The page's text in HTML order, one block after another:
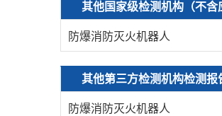
其他国家级检测机构（不
防爆消防灭火机器人
其他第三方检测机构检测报
防爆消防灭火机器人